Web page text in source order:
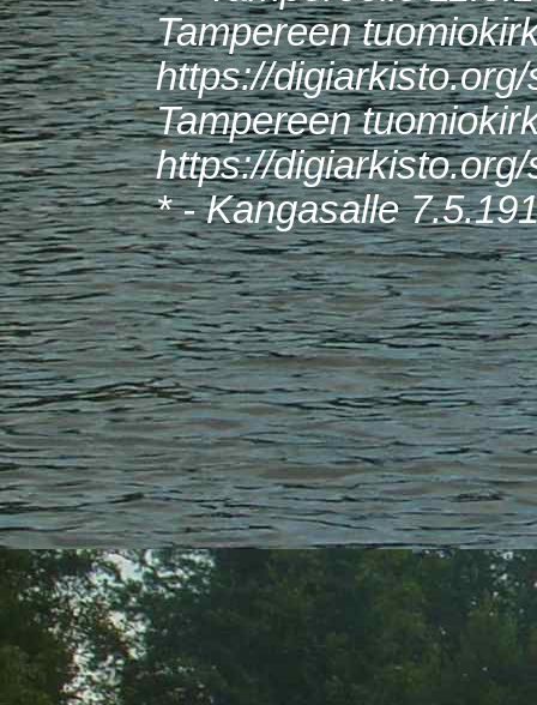
Tampereen
https://
Tampereen
https://
* - Kangasalle